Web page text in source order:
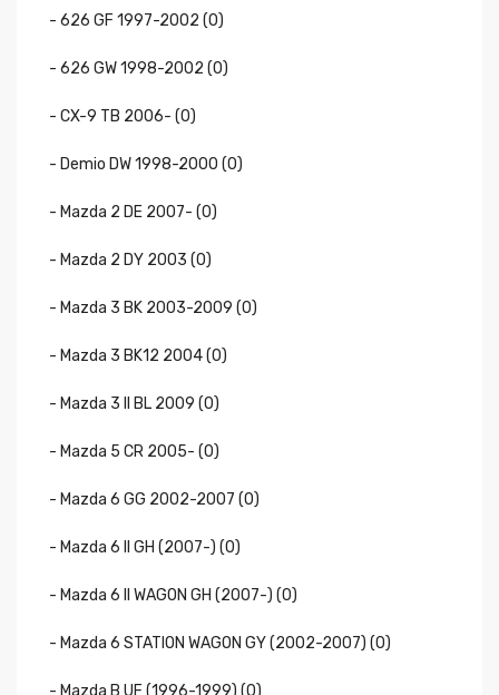
- 626 GF 1997-2002 (0)
- 626 GW 1998-2002 (0)
- CX-9 TB 2006- (0)
- Demio DW 1998-2000 (0)
- Mazda 2 DE 2007- (0)
- Mazda 2 DY 2003 (0)
- Mazda 3 BK 2003-2009 (0)
- Mazda 3 BK12 2004 (0)
- Mazda 3 II BL 2009 (0)
- Mazda 5 CR 2005- (0)
- Mazda 6 GG 2002-2007 (0)
- Mazda 6 II GH (2007-) (0)
- Mazda 6 II WAGON GH (2007-) (0)
- Mazda 6 STATION WAGON GY (2002-2007) (0)
- Mazda B UF (1996-1999) (0)